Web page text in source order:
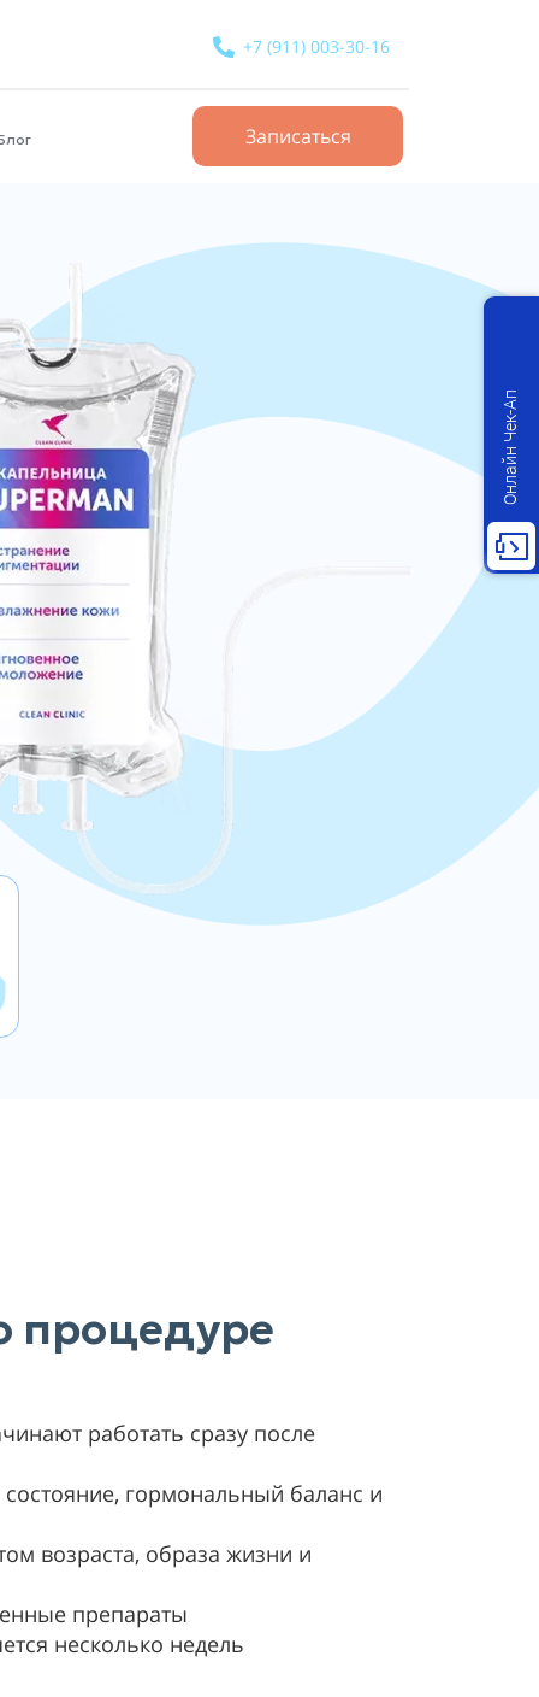
+7 (911) 003-30-16
Записаться
процедуре
работать сразу после
гормональный баланс и
возраста, образа жизни и
препараты
несколько недель
Онлайн Чек-Ап